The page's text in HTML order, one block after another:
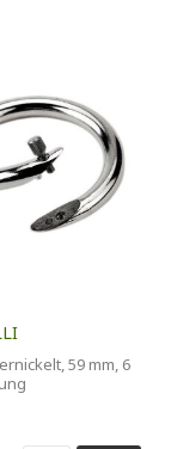
59 mm, 6